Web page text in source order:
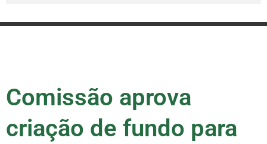
Comissão aprova
criação de fundo para